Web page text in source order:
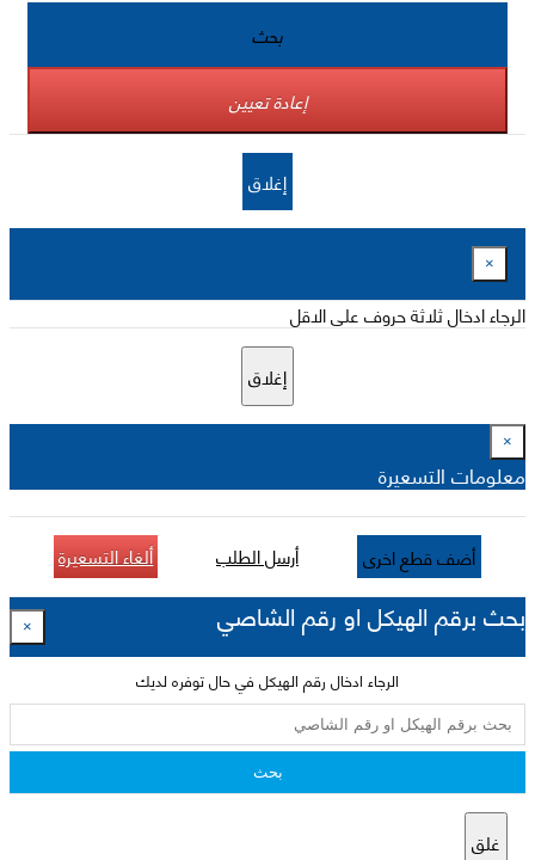
بحث
إعادة تعيين
إغلاق
×
الرجاء ادخال ثلاثة حروف على الاقل
إغلاق
×
معلومات التسعيرة
أضف قطع اخرى أرسل الطلب ألغاء التسعيرة
بحث برقم الهيكل او رقم الشاصي ×
الرجاء ادخال رقم الهيكل في حال توفره لديك
بحث
غلق